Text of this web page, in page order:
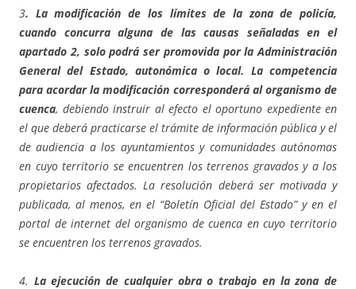
3. La modificación de los límites de la zona de policía,
cuando concurra alguna de las causas señaladas en el
apartado 2, solo podrá ser promovida por la Administración
General del Estado, autonómica o local. La competencia
para acordar la modificación corresponderá al organismo de
cuenca, debiendo instruir al efecto el oportuno expediente en
el que deberá practicarse el trámite de información pública y el
de audiencia a los ayuntamientos y comunidades autónomas
en cuyo territorio se encuentren los terrenos gravados y a los
propietarios afectados. La resolución deberá ser motivada y
publicada, al menos, en el “Boletín Oficial del Estado” y en el
portal de internet del organismo de cuenca en cuyo territorio
se encuentren los terrenos gravados.
4. La ejecución de cualquier obra o trabajo en la zona de